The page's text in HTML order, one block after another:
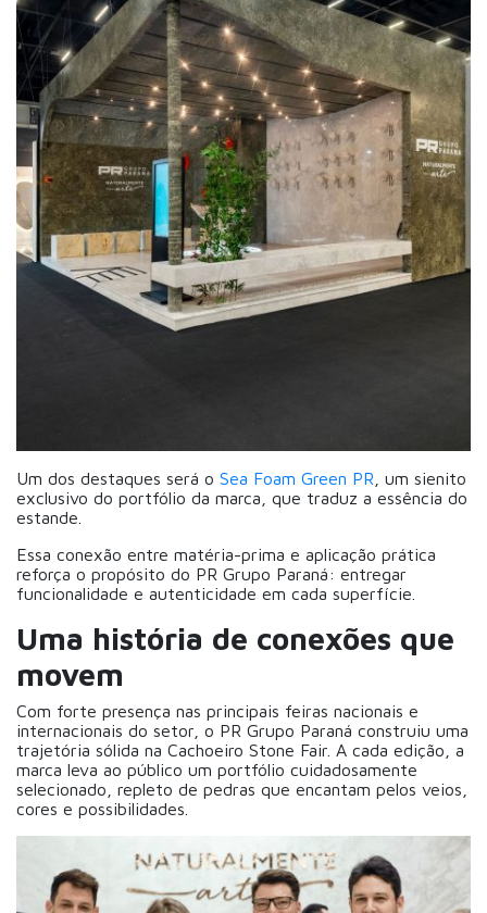
Um dos destaques será o Sea Foam Green PR , um sienito
exclusivo do portfólio da marca, que traduz a essência do
estande.
Essa conexão entre matéria-prima e aplicação prática
reforça o propósito do PR Grupo Paraná: entregar
funcionalidade e autenticidade em cada superfície.
Uma história de conexões que
movem
Com forte presença nas principais feiras nacionais e
internacionais do setor, o PR Grupo Paraná construiu uma
trajetória sólida na Cachoeiro Stone Fair. A cada edição, a
marca leva ao público um portfólio cuidadosamente
selecionado, repleto de pedras que encantam pelos veios,
cores e possibilidades.